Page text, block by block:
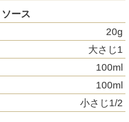
ース
20g
大さじ1
100ml
100ml
小さじ1/2